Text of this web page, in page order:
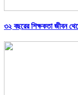
৩২ বছরের শিক্ষকতা জীবন